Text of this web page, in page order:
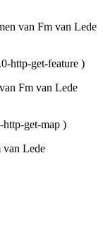
van Fm van Lede
http-get-feature )
Fm van Lede
get-map )
Lede